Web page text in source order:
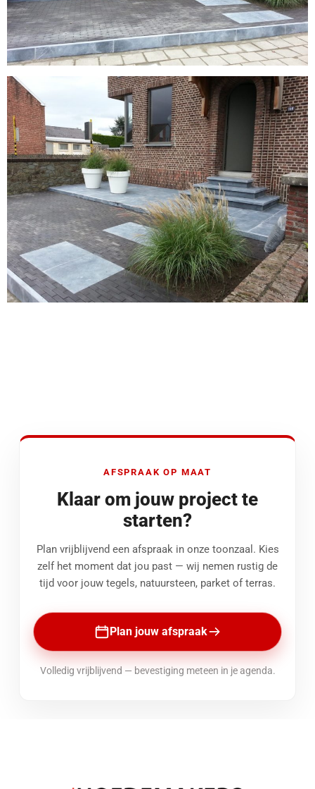
AFSPRAAK OP MAAT
Klaar om jouw project te
starten?
Plan vrijblijvend een afspraak in onze toonzaal. Kies
zelf het moment dat jou past — wij nemen rustig de
tijd voor jouw tegels, natuursteen, parket of terras.
Plan jouw afspraak
Volledig vrijblijvend — bevestiging meteen in je agenda.